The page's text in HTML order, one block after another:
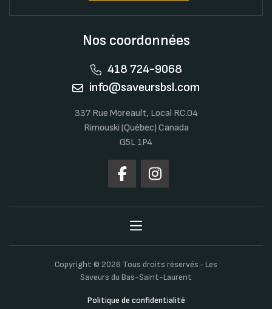
Nos coordonnées
418 724-9068
info@saveursbsl.com
337 Rue Moreault, Local RC.04
Rimouski (Québec) Canada
G5L 1P4
Copyright © 2026 Tous droits réservés ‐ Les
Saveurs du Bas-Saint-Laurent
Politique de confidentialité